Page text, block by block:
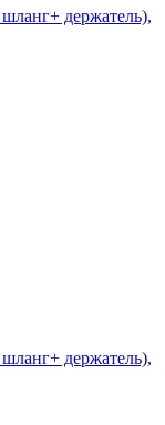
держатель),
держатель),